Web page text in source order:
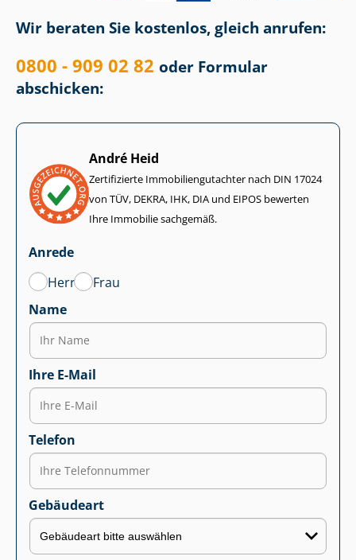
Wir beraten Sie kostenlos, gleich anrufen:
0800 - 909 02 82 oder Formular
abschicken:
André Heid
Zertifizierte Im­mo­bi­li­en­gut­ach­ter nach DIN 17024
von TÜV, DEKRA, IHK, DIA und EIPOS bewerten
Ihre Immobilie sachgemäß.
Anrede
Herr
Frau
Name
Ihre E-Mail
Telefon
Gebäudeart